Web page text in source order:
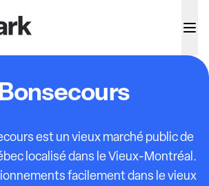
est un vieux marché public de
localisé dans le Vieux-Montréal.
facilement dans le vieux